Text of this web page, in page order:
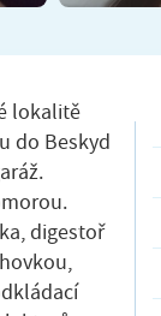
lokalitě
do Beskyd
digestoř